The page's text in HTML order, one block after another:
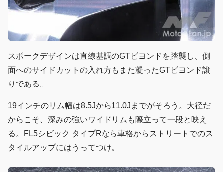
スポークデザインは直線基調のGTビヨンドを踏襲し、側
面へのサイドカットの入れ方もまた凝ったGTビヨンド譲
りである。
19インチのリム幅は8.5Jから11.0Jまでがそろう。大径だ
からこそ、深みの強いワイドリムも際立って一段と映え
る。FL5シビック タイプRなら車格からストリートでのス
タイルアップにはうってつけ。